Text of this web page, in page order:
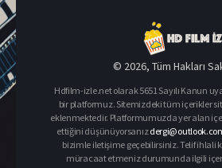
© 2026, Tüm Hakları
Hdfilm-izle.net olarak 5651 Sayılı Kanun
bir platformuz. Sitemizdeki tüm içerikler
eklenmektedir. Platformumuzda yer alan
ettiğini düşünüyorsanız
bizimle iletişime geçebilirsiniz. Telif ihlali
müracaat etmeniz durumunda ilgili